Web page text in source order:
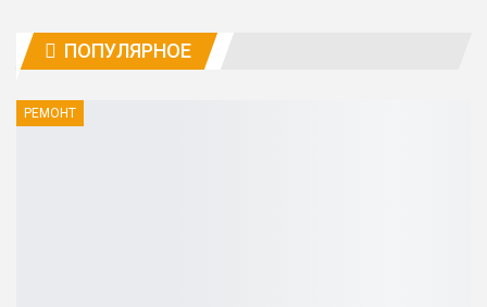
ПОПУЛЯРНОЕ
РЕМОНТ